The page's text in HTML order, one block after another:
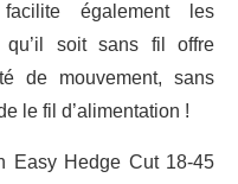
également les
soit sans fil offre
de mouvement, sans
le fil d’alimentation !
Easy Hedge Cut 18-45